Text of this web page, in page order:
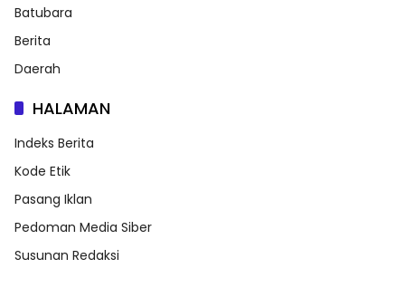
Batubara
Berita
Daerah
HALAMAN
Indeks Berita
Kode Etik
Pasang Iklan
Pedoman Media Siber
Susunan Redaksi